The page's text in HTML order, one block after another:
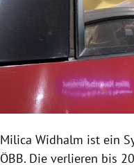
Milica Widhalm ist ein
ÖBB. Die verlieren bis